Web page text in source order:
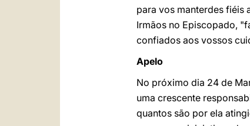
para vos manterdes fiéis
Irmãos no Episcopado,
confiados aos vossos
Apelo
No próximo dia 24 de
uma crescente
quantos são por ela